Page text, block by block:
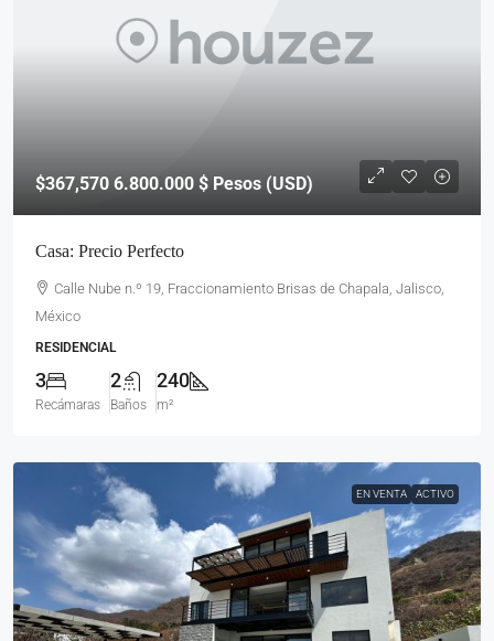
$367,570 6.800.000 $ Pesos (USD)
Casa: Precio Perfecto
Calle Nube n.º 19, Fraccionamiento Brisas de Chapala, Jalisco,
México
RESIDENCIAL
3
Recámaras
2
Baños
240
m²
EN VENTA ACTIVO